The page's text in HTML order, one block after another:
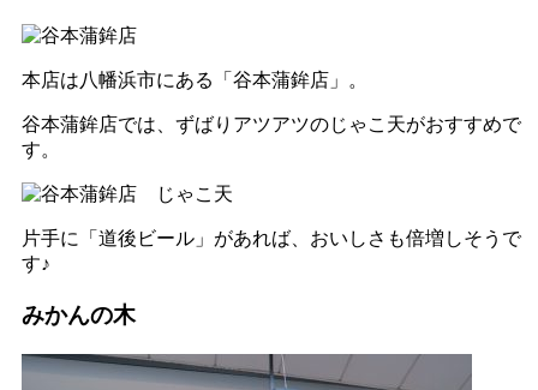
本店は八幡浜市にある「谷本蒲鉾店」。
谷本蒲鉾店では、ずばりアツアツのじゃこ天がおすすめで
す。
片手に「道後ビール」があれば、おいしさも倍増しそうで
す♪
みかんの木